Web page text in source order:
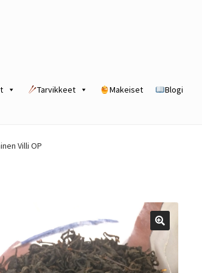
Tarvikkeet Makeiset Blogi
Villi OP